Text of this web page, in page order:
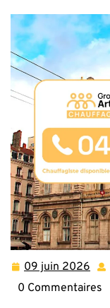
09 juin 2026 09
juin
0 Commentaires